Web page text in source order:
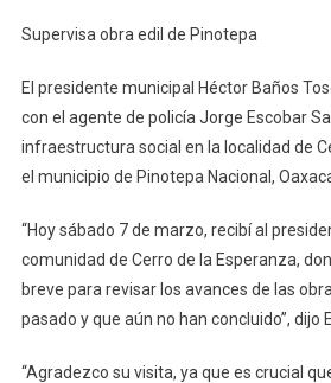
Supervisa obra edil de Pinotepa
El presidente municipal Héctor Baños
con el agente de policía Jorge Escobar
infraestructura social en la localidad de
el municipio de Pinotepa Nacional,
“Hoy sábado 7 de marzo, recibí al
comunidad de Cerro de la Esperanza,
breve para revisar los avances de las
pasado y que aún no han concluido”, dijo
“Agradezco su visita, ya que es crucial